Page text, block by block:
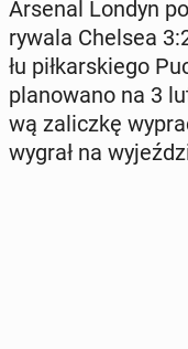
Arsenal Londyn
rywala Chelsea
łu pił­kar­skie­go
pla­no­wa­no na 3
wą za­licz­kę
wygrał na